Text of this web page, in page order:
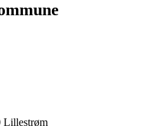
Lillestrøm